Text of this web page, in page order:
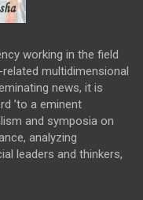
working in the field
multidimensional
news, it is
’to a eminent
and symposia on
analyzing
leaders and thinkers,